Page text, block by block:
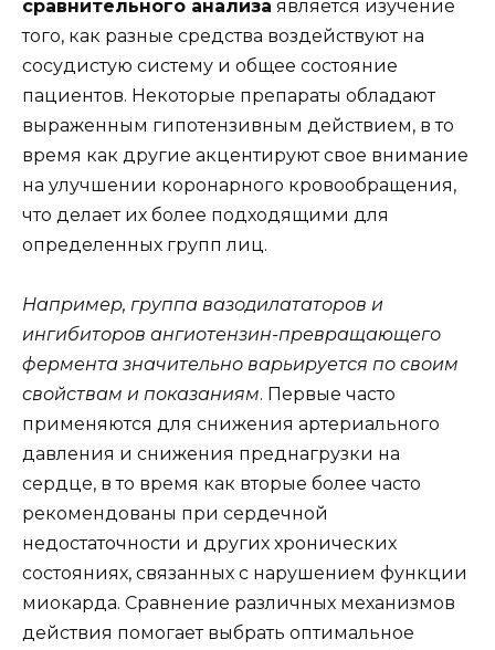
сравнительного анализа является изучение
того, как разные средства воздействуют на
сосудистую систему и общее состояние
пациентов. Некоторые препараты обладают
выраженным гипотензивным действием, в то
время как другие акцентируют свое внимание
на улучшении коронарного кровообращения,
что делает их более подходящими для
определенных групп лиц.
Например, группа вазодилататоров и
ингибиторов ангиотензин-превращающего
фермента значительно варьируется по своим
свойствам и показаниям. Первые часто
применяются для снижения артериального
давления и снижения преднагрузки на
сердце, в то время как вторые более часто
рекомендованы при сердечной
недостаточности и других хронических
состояниях, связанных с нарушением функции
миокарда. Сравнение различных механизмов
действия помогает выбрать оптимальное